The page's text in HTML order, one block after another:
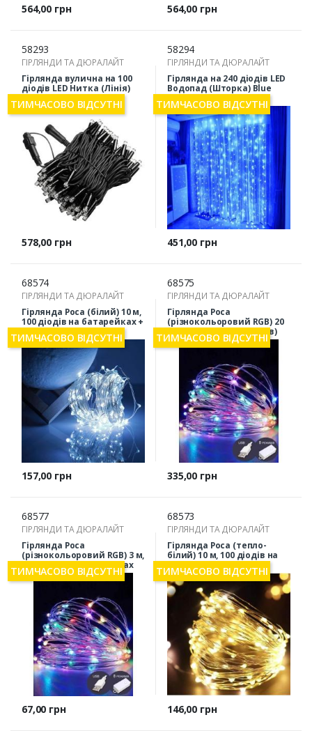
Ціна
564,00 грн Ціна
564,00 грн
58293
ГІРЛЯНДИ ТА ДЮРАЛАЙТ
Гірлянда вулична на 100
діодів LED Нитка (Лінія)
White
Ціна
578,00 грн
ТИМЧАСОВО ВІДСУТНІ
58294
ГІРЛЯНДИ ТА ДЮРАЛАЙТ
Гірлянда на 240 діодів LED
Водопад (Шторка) Blue
2/2м
Ціна
451,00 грн
ТИМЧАСОВО ВІДСУТНІ
68574
ГІРЛЯНДИ ТА ДЮРАЛАЙТ
Гірлянда Роса (білий) 10 м,
100 діодів на батарейках +
USB
Ціна
157,00 грн
ТИМЧАСОВО ВІДСУТНІ
68575
ГІРЛЯНДИ ТА ДЮРАЛАЙТ
Гірлянда Роса
(різнокольоровий RGB) 20
м, 200 діодів (8 режимів)
Ціна
335,00 грн
ТИМЧАСОВО ВІДСУТНІ
68577
ГІРЛЯНДИ ТА ДЮРАЛАЙТ
Гірлянда Роса
(різнокольоровий RGB) 3 м,
30 діодів, на батарейках
Ціна
67,00 грн
ТИМЧАСОВО ВІДСУТНІ
68573
ГІРЛЯНДИ ТА ДЮРАЛАЙТ
Гірлянда Роса (тепло-
білий) 10 м, 100 діодів на
батарейках
Ціна
146,00 грн
ТИМЧАСОВО ВІДСУТНІ